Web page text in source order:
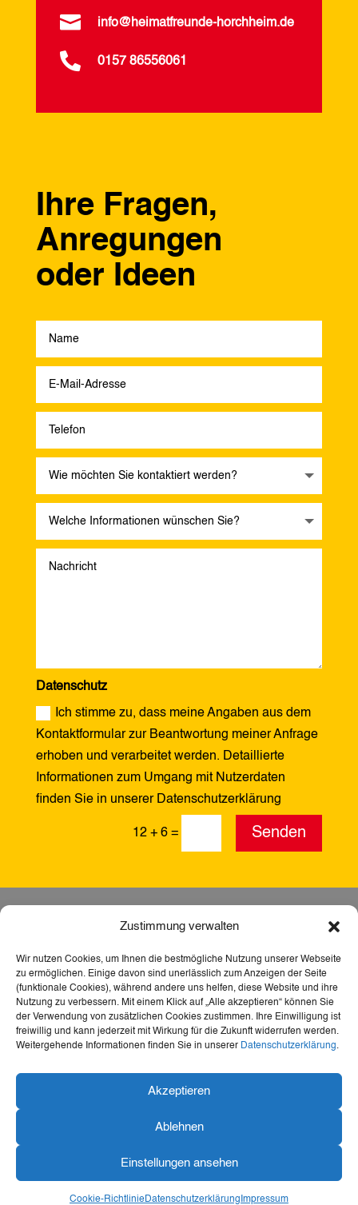
Zustimmung verwalten
Wir nutzen Cookies, um Ihnen die bestmögliche Nutzung unserer Webseite
zu ermöglichen. Einige davon sind unerlässlich zum Anzeigen der Seite
(funktionale Cookies), während andere uns helfen, diese Website und ihre
Nutzung zu verbessern. Mit einem Klick auf „Alle akzeptieren“ können Sie
der Verwendung von zusätzlichen Cookies zustimmen. Ihre Einwilligung ist
freiwillig und kann jederzeit mit Wirkung für die Zukunft widerrufen werden.
Weitergehende Informationen finden Sie in unserer Datenschutzerklärung.
Akzeptieren
Ablehnen
Einstellungen ansehen
Cookie-RichtlinieDatenschutzerklärung Impressum
 info@heimatfreunde-horchheim.de
 0157 86556061
Ihre Fragen,
Anregungen
oder Ideen
Datenschutz
Ich stimme zu, dass meine Angaben aus dem
Kontaktformular zur Beantwortung meiner Anfrage
erhoben und verarbeitet werden. Detaillierte
Informationen zum Umgang mit Nutzerdaten
finden Sie in unserer Datenschutzerklärung
12 + 6 = Senden
Webseite barrierefrei – für mehr Teilhabe,
Konzeption und Visualisierung
Designraketen GmbH